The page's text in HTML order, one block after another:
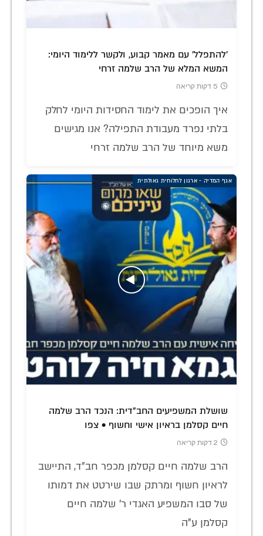
'להתפלל' עם מאמר קבוע, ולקשר ללימוד היומי:
המשא המלא של הרב שלמה זרחי
5 דקות קריאה
איך הופכים את לימוד החסידות היומי לחלק
בלתי נפרד מעבודת התפילה? אנו מגישים
משא מיוחד של הרב שלמה זרחי
אגף המדיה - ארגון לחלוחית גאולתית
שושלת המשפיעים החב"דית: הנכד הרב שלמה
חיים קסלמן בראיון אישי וחשוף • צפו
2 דקות קריאה
הרב שלמה חיים קסלמן מכפר חב"ד, התיישב
לראיון חשוף ומרתק שבו שירטט את דמותו
של סבו המשפיע האגדי ר' שלמה חיים
קסלמן ע"ה